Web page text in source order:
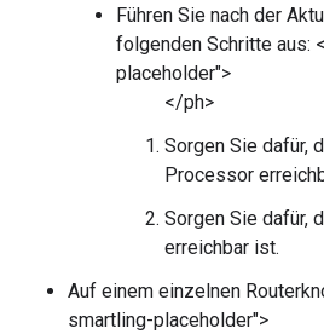
Führen Sie nach der
folgenden Schritte aus:
placeholder">
</ph>
Sorgen Sie dafür,
Processor
Sorgen Sie dafür,
erreichbar ist.
Auf einem einzelnen
smartling-placeholder">